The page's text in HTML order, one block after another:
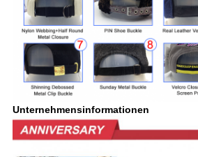
Unternehmensinformationen